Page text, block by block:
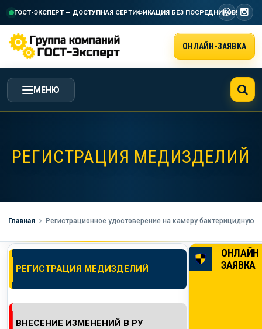
ГОСТ-ЭКСПЕРТ — ДОСТУПНАЯ СЕРТИФИКАЦИЯ БЕЗ ПОСРЕДНИКОВ!
ОНЛАЙН-ЗАЯВКА
МЕНЮ
УСЛУГИ ГК ГОСТ-ЭКСПЕРТ
СТОИМОСТЬ РАБОТ
НАША КОМПАНИЯ
КОНТАКТЫ
РЕГИСТРАЦИЯ МЕДИЗДЕЛИЙ
Главная Регистрационное удостоверение на камеру бактерицидную
РЕГИСТРАЦИЯ МЕДИЗДЕЛИЙ
ВНЕСЕНИЕ ИЗМЕНЕНИЙ В РУ
ОНЛАЙН
ЗАЯВКА